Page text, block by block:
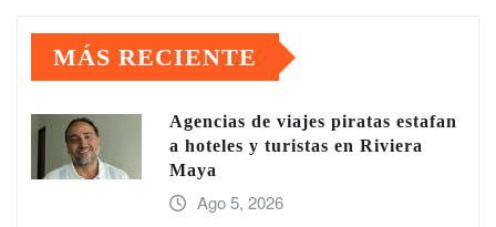
MÁS RECIENTE
Agencias de viajes piratas estafan
a hoteles y turistas en Riviera
Maya
Ago 5, 2026